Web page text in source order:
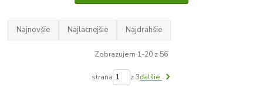
Najnovšie Najlacnejšie Najdrahšie
Zobrazujem 1-20 z 56
strana z 3ďalšie